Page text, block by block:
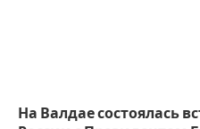
На Валдае состоялась